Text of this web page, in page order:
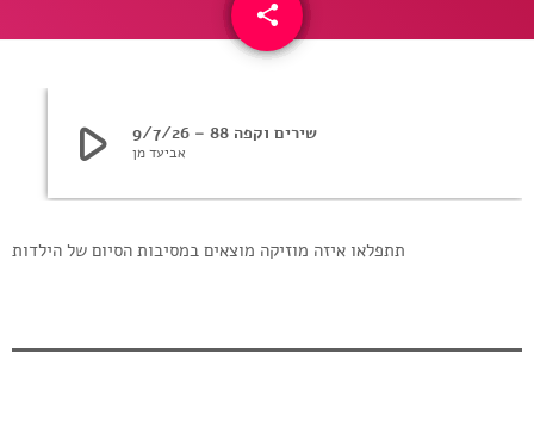
share
email
play_arrow שירים וקפה 88 – 9/7/26
אביעד מן
תתפלאו איזה מוזיקה מוצאים במסיבות הסיום של הילדות